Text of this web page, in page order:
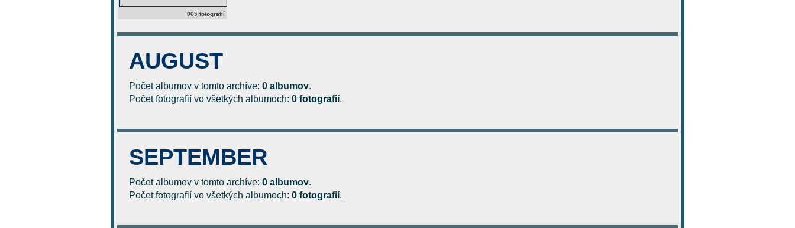
065 fotografií
AUGUST
Počet albumov v tomto archíve: 0 albumov.
Počet fotografií vo všetkých albumoch: 0 fotografií.
SEPTEMBER
Počet albumov v tomto archíve: 0 albumov.
Počet fotografií vo všetkých albumoch: 0 fotografií.